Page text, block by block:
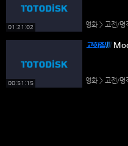
01:21:02 영화 > 고전/명
00:51:15 영화 > 고전/명